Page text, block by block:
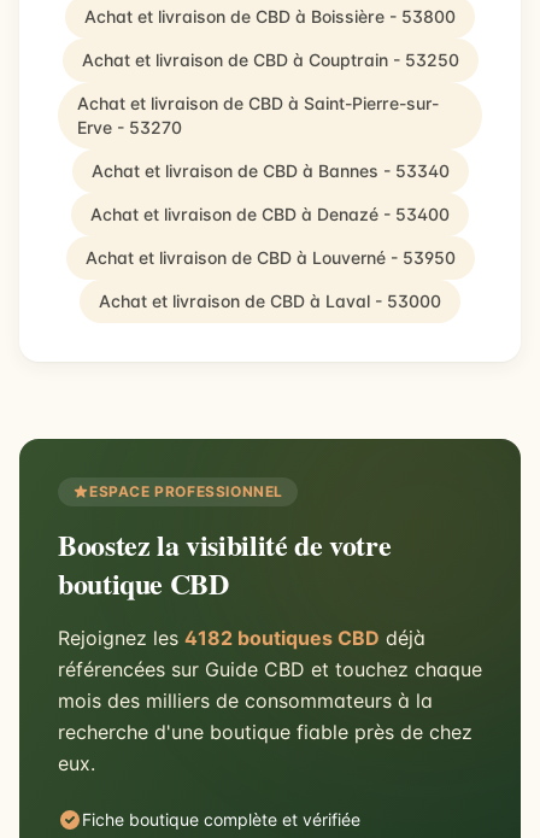
Achat et livraison de CBD à Boissière - 53800
Achat et livraison de CBD à Couptrain - 53250
Achat et livraison de CBD à Saint-Pierre-sur-
Erve - 53270
Achat et livraison de CBD à Bannes - 53340
Achat et livraison de CBD à Denazé - 53400
Achat et livraison de CBD à Louverné - 53950
Achat et livraison de CBD à Laval - 53000
ESPACE PROFESSIONNEL
Boostez la visibilité de votre
boutique CBD
Rejoignez les 4182 boutiques CBD déjà
référencées sur Guide CBD et touchez chaque
mois des milliers de consommateurs à la
recherche d'une boutique fiable près de chez
eux.
Fiche boutique complète et vérifiée